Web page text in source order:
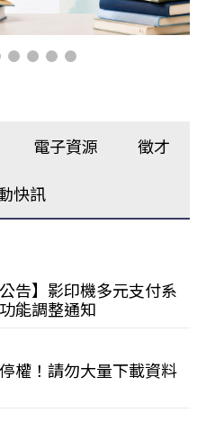
電子資源 徵才
快訊
公告】影印機多元支付系
能調整通知
權！請勿大量下載資料